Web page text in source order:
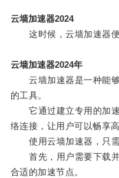
云墙加速器2024
这时候，云墙加速器便
云墙加速器2024年
云墙加速器是一种能够
的工具。
它通过建立专用的加速
络连接，让用户可以畅享
使用云墙加速器，只需
首先，用户需要下载并
合适的加速节点。